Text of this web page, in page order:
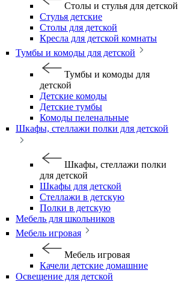
Столы и стулья для детской
Стулья детские
Столы для детской
Кресла для детской комнаты
Тумбы и комоды для детской
Тумбы и комоды для
детской
Детские комоды
Детские тумбы
Комоды пеленальные
Шкафы, стеллажи полки для детской
Шкафы, стеллажи полки
для детской
Шкафы для детской
Стеллажи в детскую
Полки в детскую
Мебель для школьников
Мебель игровая
Мебель игровая
Качели детские домашние
Освещение для детской